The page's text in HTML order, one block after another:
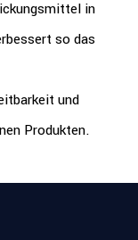
in
so das
und
Produkten.